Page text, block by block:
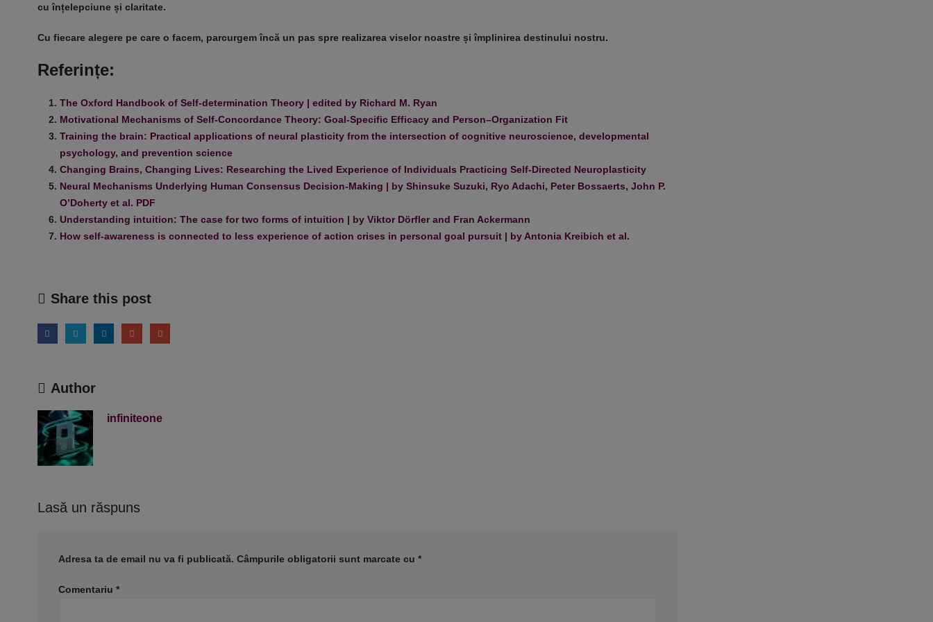
cu înțelepciune și claritate.
Cu fiecare alegere pe care o facem, parcurgem încă un pas spre realizarea viselor noastre și împlinirea destinului nostru.
Referințe:
The Oxford Handbook of Self-determination Theory | edited by Richard M. Ryan
Motivational Mechanisms of Self-Concordance Theory: Goal-Specific Efficacy and Person–Organization Fit
Training the brain: Practical applications of neural plasticity from the intersection of cognitive neuroscience, developmental
psychology, and prevention science
Changing Brains, Changing Lives: Researching the Lived Experience of Individuals Practicing Self-Directed Neuroplasticity
Neural Mechanisms Underlying Human Consensus Decision-Making | by Shinsuke Suzuki, Ryo Adachi, Peter Bossaerts, John P.
O’Doherty et al. PDF
Understanding intuition: The case for two forms of intuition | by Viktor Dörfler and Fran Ackermann
How self‑awareness is connected to less experience of action crises in personal goal pursuit | by Antonia Kreibich et al.
Share this post
Author
infiniteone
Lasă un răspuns
Adresa ta de email nu va fi publicată. Câmpurile obligatorii sunt marcate cu *
Comentariu *